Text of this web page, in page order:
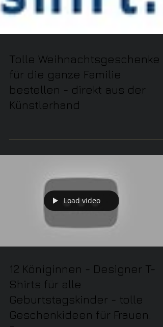
Tolle Weihnachtsgeschenke
für die ganze Familie
Load video
12 Königinnen - Designer T-
Shirts für alle